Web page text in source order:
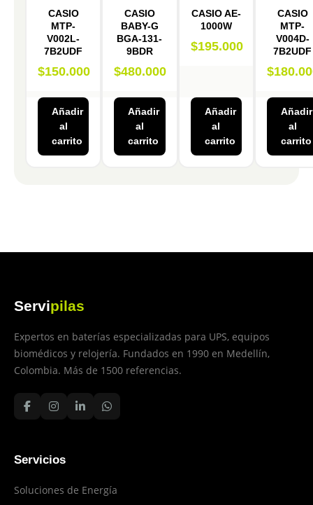
CASIO
MTP-
V002L-
7B2UDF
$150.000
Añadir
al
carrito
CASIO
BABY-G
BGA-131-
9BDR
$480.000
Añadir
al
carrito
CASIO AE-
1000W
$195.000
Añadir
al
carrito
CASIO
MTP-
V004D-
7B2UDF
$
Añadir
al
carrito
Servipilas
Expertos en baterías especializadas para UPS, equipos
biomédicos y relojería. Fundados en 1990 en Medellín,
Colombia. Más de 1500 referencias.
Servicios
Soluciones de Energía